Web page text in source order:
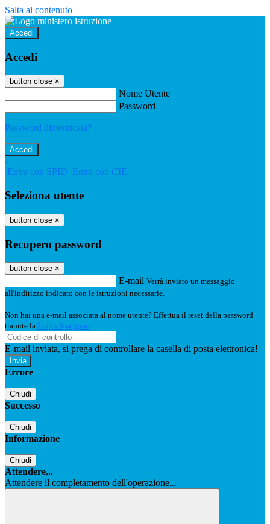
Salta al contenuto
Accedi
Accedi
button close ×
Nome Utente
Password
Password dimenticata?
-
Entra con SPID Entra con CIE
Seleziona utente
button close ×
Recupero password
button close ×
E-mail Verrà inviato un messaggio
all'indirizzo indicato con le istruzioni necessarie.
Non hai una e-mail associata al nome utente? Effettua il reset della password
tramite la Login Spaggiari
E-mail inviata, si prega di controllare la casella di posta elettronica!
Errore
Chiudi
Successo
Chiudi
Informazione
Chiudi
Attendere...
Attendere il completamento dell'operazione...